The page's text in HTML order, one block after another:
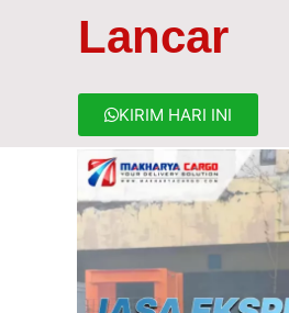
Lancar
KIRIM HARI INI